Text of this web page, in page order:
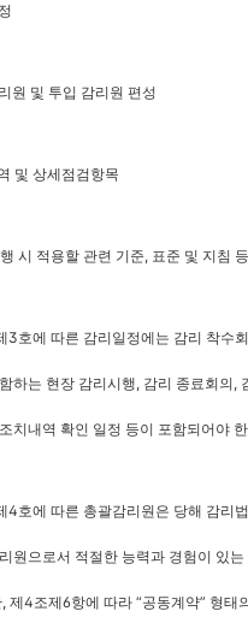
원 및 투입 감리원 편성
및 상세점검항목
시 적용할 관련 기준, 표준 및 지침
호에 따른 감리일정에는 감리 착수
하는 현장 감리시행, 감리 종료회의,
치내역 확인 일정 등이 포함되어야
호에 따른 총괄감리원은 당해 감리
원으로서 적절한 능력과 경험이 있
제4조제6항에 따라 “공동계약” 형태